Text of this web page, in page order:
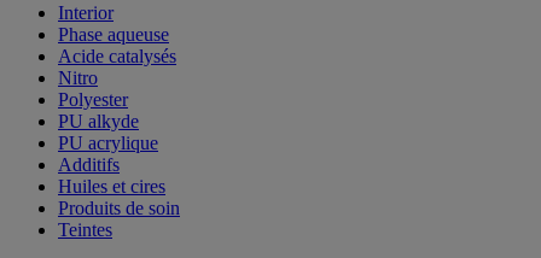
Interior
Phase aqueuse
Acide catalysés
Nitro
Polyester
PU alkyde
PU acrylique
Additifs
Huiles et cires
Produits de soin
Teintes